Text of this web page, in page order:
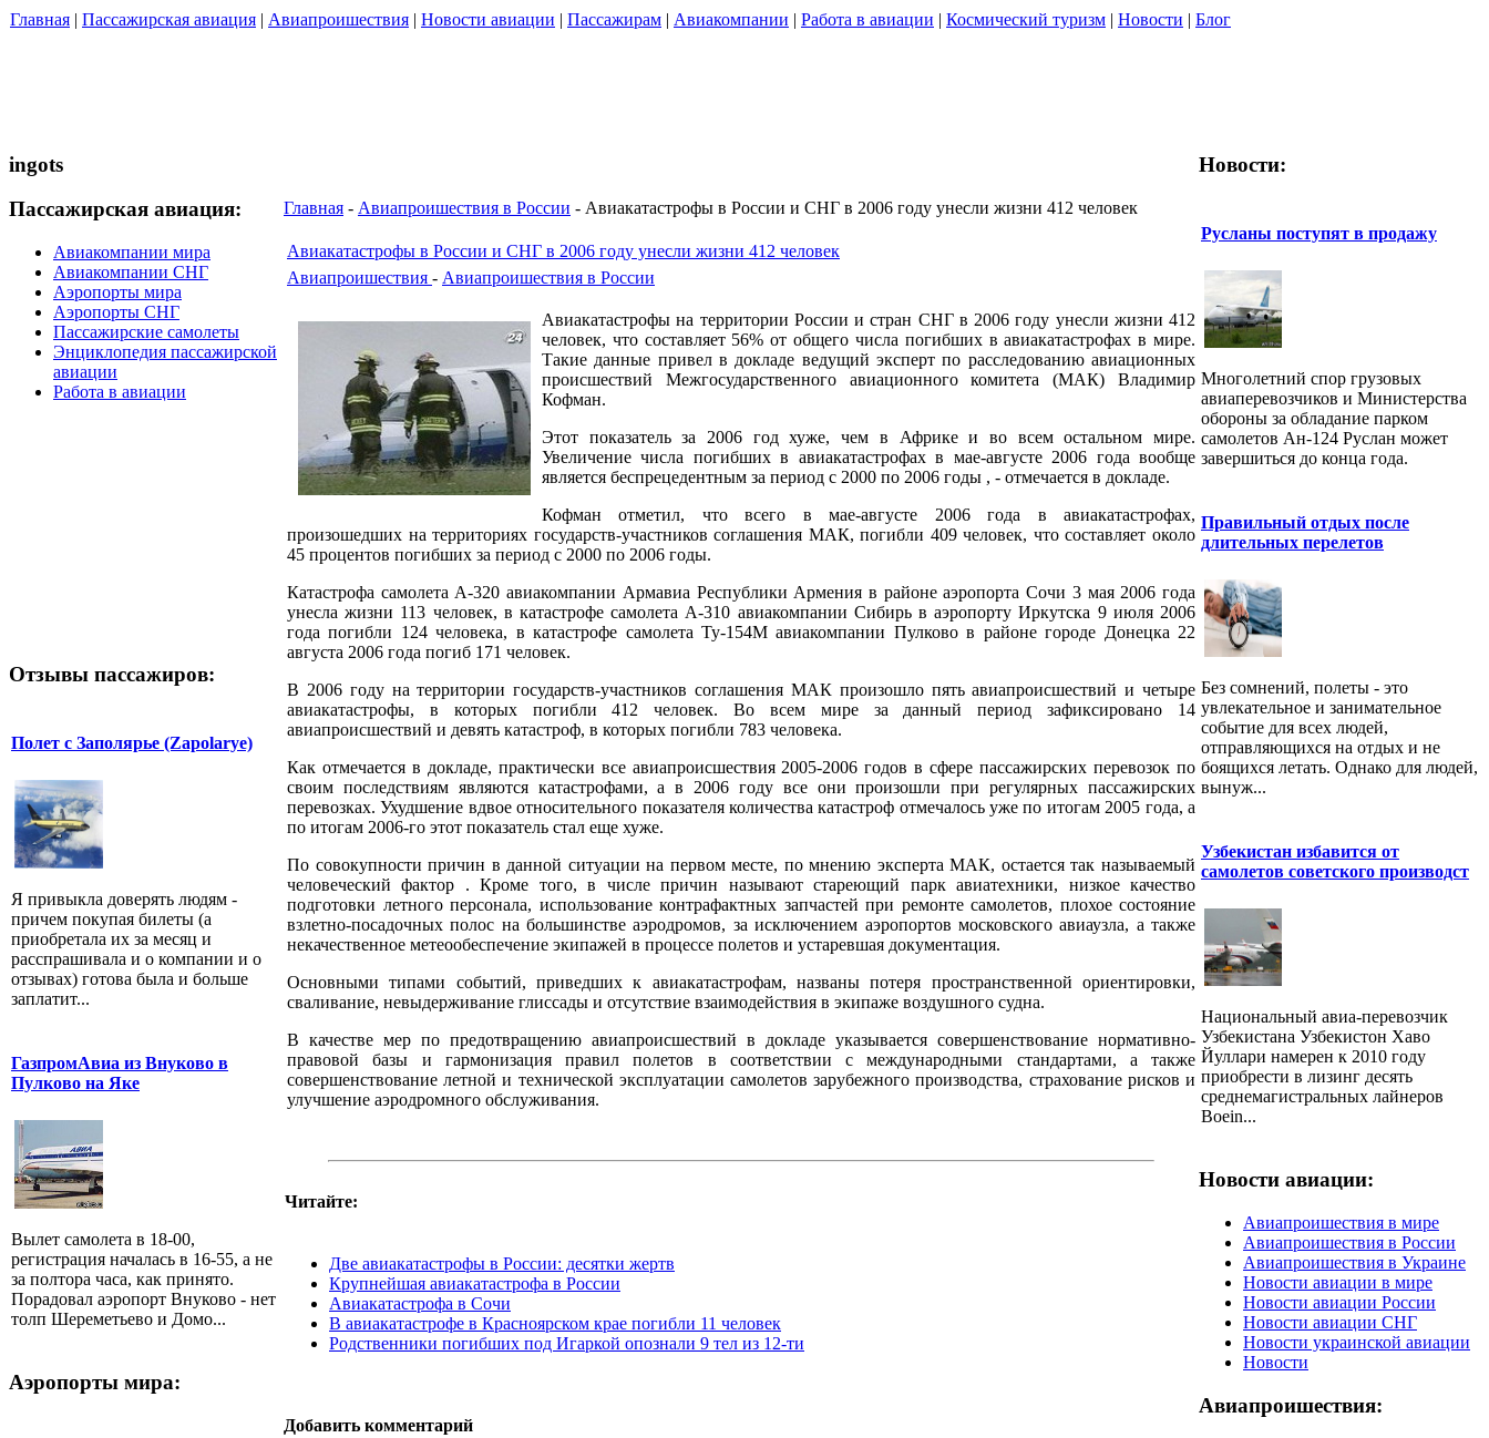
Главная | Пассажирская авиация | Авиапроишествия | Новости авиации | Пассажирам | Авиакомпании | Работа в авиации | Космический туризм | Новости | Блог
ingots
Пассажирская авиация:
Авиакомпании мира
Авиакомпании СНГ
Аэропорты мира
Аэропорты СНГ
Пассажирские самолеты
Энциклопедия пассажирской
авиации
Работа в авиации
Отзывы пассажиров:
Полет с Заполярье (Zapolarye)
Я привыкла доверять людям -
причем покупая билеты (а
приобретала их за месяц и
расспрашивала и о компании и о
отзывах) готова была и больше
заплатит...
ГазпромАвиа из Внуково в
Пулково на Яке
Вылет самолета в 18-00,
регистрация началась в 16-55, а не
за полтора часа, как принято.
Порадовал аэропорт Внуково - нет
толп Шереметьево и Домо...
Аэропорты мира:
Главная - Авиапроишествия в России - Авиакатастрофы в России и СНГ в 2006 году унесли жизни 412 человек
Авиакатастрофы в России и СНГ в 2006 году унесли жизни 412 человек
Авиапроишествия - Авиапроишествия в России
Авиакатастрофы на территории России и стран СНГ в 2006 году унесли жизни 412
человек, что составляет 56% от общего числа погибших в авиакатастрофах в мире.
Такие данные привел в докладе ведущий эксперт по расследованию авиационных
происшествий Межгосударственного авиационного комитета (МАК) Владимир
Кофман.
Этот показатель за 2006 год хуже, чем в Африке и во всем остальном мире.
Увеличение числа погибших в авиакатастрофах в мае-августе 2006 года вообще
является беспрецедентным за период с 2000 по 2006 годы , - отмечается в докладе.
Кофман отметил, что всего в мае-августе 2006 года в авиакатастрофах,
произошедших на территориях государств-участников соглашения МАК, погибли 409 человек, что составляет около
45 процентов погибших за период с 2000 по 2006 годы.
Катастрофа самолета А-320 авиакомпании Армавиа Республики Армения в районе аэропорта Сочи 3 мая 2006 года
унесла жизни 113 человек, в катастрофе самолета А-310 авиакомпании Сибирь в аэропорту Иркутска 9 июля 2006
года погибли 124 человека, в катастрофе самолета Ту-154М авиакомпании Пулково в районе городе Донецка 22
августа 2006 года погиб 171 человек.
В 2006 году на территории государств-участников соглашения МАК произошло пять авиапроисшествий и четыре
авиакатастрофы, в которых погибли 412 человек. Во всем мире за данный период зафиксировано 14
авиапроисшествий и девять катастроф, в которых погибли 783 человека.
Как отмечается в докладе, практически все авиапроисшествия 2005-2006 годов в сфере пассажирских перевозок по
своим последствиям являются катастрофами, а в 2006 году все они произошли при регулярных пассажирских
перевозках. Ухудшение вдвое относительного показателя количества катастроф отмечалось уже по итогам 2005 года, а
по итогам 2006-го этот показатель стал еще хуже.
По совокупности причин в данной ситуации на первом месте, по мнению эксперта МАК, остается так называемый
человеческий фактор . Кроме того, в числе причин называют стареющий парк авиатехники, низкое качество
подготовки летного персонала, использование контрафактных запчастей при ремонте самолетов, плохое состояние
взлетно-посадочных полос на большинстве аэродромов, за исключением аэропортов московского авиаузла, а также
некачественное метеообеспечение экипажей в процессе полетов и устаревшая документация.
Основными типами событий, приведших к авиакатастрофам, названы потеря пространственной ориентировки,
сваливание, невыдерживание глиссады и отсутствие взаимодействия в экипаже воздушного судна.
В качестве мер по предотвращению авиапроисшествий в докладе указывается совершенствование нормативно-
правовой базы и гармонизация правил полетов в соответствии с международными стандартами, а также
совершенствование летной и технической эксплуатации самолетов зарубежного производства, страхование рисков и
улучшение аэродромного обслуживания.
Читайте:
Две авиакатастрофы в России: десятки жертв
Крупнейшая авиакатастрофа в России
Авиакатастрофа в Сочи
В авиакатастрофе в Красноярском крае погибли 11 человек
Родственники погибших под Игаркой опознали 9 тел из 12-ти
Добавить комментарий
Новости:
Русланы поступят в продажу
Многолетний спор грузовых
авиаперевозчиков и Мини­стерства
обороны за обладание парком
самолетов Ан-124 Руслан может
завершиться до конца года.
Правильный отдых после
длительных перелетов
Без сомнений, полеты - это
увлекательное и занимательное
событие для всех людей,
отправляющихся на отдых и не
боящихся летать. Однако для людей,
вынуж...
Узбекистан избавится от
самолетов советского производст
Национальный авиа-перевозчик
Узбекистана Узбекистон Хаво
Йуллари намерен к 2010 году
приобрести в лизинг десять
среднемагистральных лайнеров
Boein...
Новости авиации:
Авиапроишествия в мире
Авиапроишествия в России
Авиапроишествия в Украине
Новости авиации в мире
Новости авиации России
Новости авиации СНГ
Новости украинской авиации
Новости
Авиапроишествия: